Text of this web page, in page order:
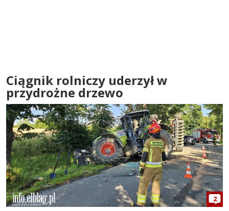
Ciągnik rolniczy uderzył w
przydrożne drzewo
2